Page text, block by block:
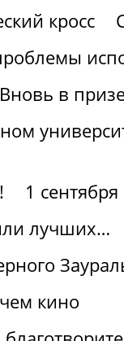
кросс
Вновь в
1 сентября
лучших…
кино